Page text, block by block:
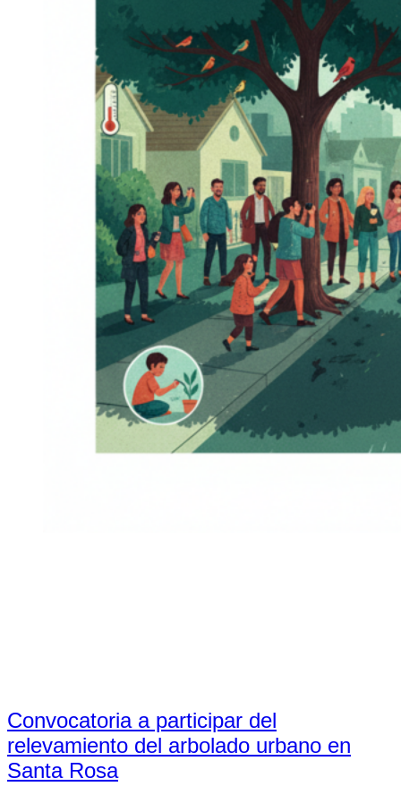
Convocatoria a participar del
relevamiento del arbolado urbano en
Santa Rosa